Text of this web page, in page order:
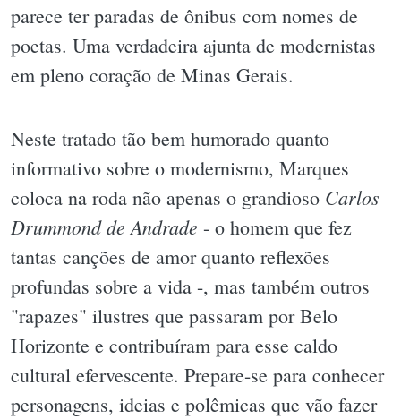
parece ter paradas de ônibus com nomes de
poetas. Uma verdadeira ajunta de modernistas
em pleno coração de Minas Gerais.
Neste tratado tão bem humorado quanto
informativo sobre o modernismo, Marques
coloca na roda não apenas o grandioso Carlos
Drummond de Andrade - o homem que fez
tantas canções de amor quanto reflexões
profundas sobre a vida -, mas também outros
"rapazes" ilustres que passaram por Belo
Horizonte e contribuíram para esse caldo
cultural efervescente. Prepare-se para conhecer
personagens, ideias e polêmicas que vão fazer